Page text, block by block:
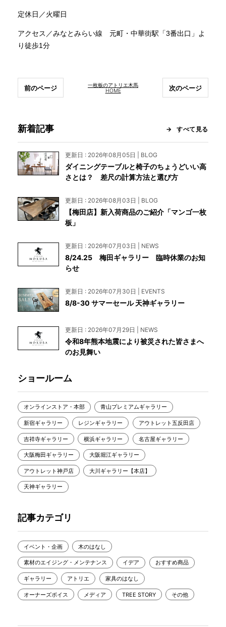
定休日／火曜日
アクセス／みなとみらい線 元町・中華街駅「3番出口」よ
り徒歩1分
一枚板のアトリエ木馬
HOME
前のページ 次のページ
新着記事 すべて見る
更新日 : 2026年08月05日 | BLOG
ダイニングテーブルと椅子のちょうどいい高
さとは？ 差尺の計算方法と選び方
更新日 : 2026年08月03日 | BLOG
【梅田店】新入荷商品のご紹介「マンゴ一枚
板」
更新日 : 2026年07月03日 | NEWS
8/24.25 梅田ギャラリー 臨時休業のお知
らせ
更新日 : 2026年07月30日 | EVENTS
8/8-30 サマーセール 天神ギャラリー
更新日 : 2026年07月29日 | NEWS
令和8年熊本地震により被災された皆さまへ
のお見舞い
ショールーム
オンラインストア・本部 青山プレミアムギャラリー
新宿ギャラリー レジンギャラリー アウトレット五反田店
吉祥寺ギャラリー 横浜ギャラリー 名古屋ギャラリー
大阪梅田ギャラリー 大阪堀江ギャラリー
アウトレット神戸店 大川ギャラリー【本店】
天神ギャラリー
記事カテゴリ
イベント・企画 木のはなし
素材のエイジング・メンテナンス イデア おすすめ商品
ギャラリー アトリエ 家具のはなし
オーナーズボイス メディア TREE STORY その他